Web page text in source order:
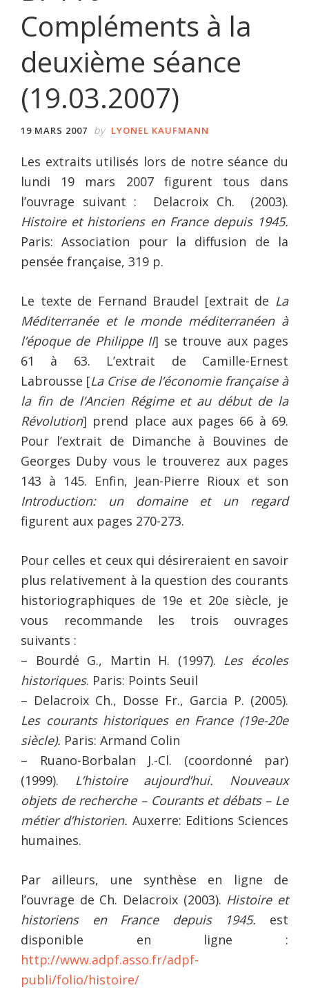
Compléments à la
deuxième séance
(19.03.2007)
19 MARS 2007 by LYONEL KAUFMANN
Les extraits utilisés lors de notre séance du
lundi 19 mars 2007 figurent tous dans
l’ouvrage suivant : Delacroix Ch. (2003).
Histoire et historiens en France depuis 1945.
Paris: Association pour la diffusion de la
pensée française, 319 p.
Le texte de Fernand Braudel [extrait de La
Méditerranée et le monde méditerranéen à
l’époque de Philippe II] se trouve aux pages
61 à 63. L’extrait de Camille-Ernest
Labrousse [La Crise de l’économie française à
la fin de l’Ancien Régime et au début de la
Révolution] prend place aux pages 66 à 69.
Pour l’extrait de Dimanche à Bouvines de
Georges Duby vous le trouverez aux pages
143 à 145. Enfin, Jean-Pierre Rioux et son
Introduction: un domaine et un regard
figurent aux pages 270-273.
Pour celles et ceux qui désireraient en savoir
plus relativement à la question des courants
historiographiques de 19e et 20e siècle, je
vous recommande les trois ouvrages
suivants :
– Bourdé G., Martin H. (1997). Les écoles
historiques. Paris: Points Seuil
– Delacroix Ch., Dosse Fr., Garcia P. (2005).
Les courants historiques en France (19e-20e
siècle). Paris: Armand Colin
– Ruano-Borbalan J.-Cl. (coordonné par)
(1999). L’histoire aujourd’hui. Nouveaux
objets de recherche – Courants et débats – Le
métier d’historien. Auxerre: Editions Sciences
humaines.
Par ailleurs, une synthèse en ligne de
l’ouvrage de Ch. Delacroix (2003). Histoire et
historiens en France depuis 1945. est
disponible en ligne :
http://www.adpf.asso.fr/adpf-
publi/folio/histoire/